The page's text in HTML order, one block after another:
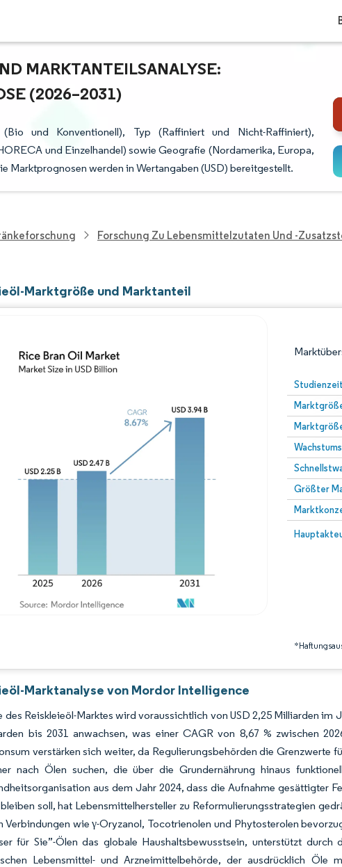
MARKTANTEILSANALYSE: W
(2026–2031)
und Konventionell), Typ (Raffiniert und Nicht-Raffiniert),
und Einzelhandel) sowie Geografie (Nordamerika, Europa,
Marktprognosen werden in Wertangaben (USD) bereitgestellt.
Forschung Zu Lebensmittelzutaten Und -
Marktgröße und Marktanteil
Größter
Bild ©
Bild © Mordor Intelligence. Wiederverwendung erfordert
Marktanalyse von Mordor Intelligence
des Reiskleieöl-Marktes wird voraussichtlich von USD 2,25 Milliarden im
bis 2031 anwachsen, was einer CAGR von 8,67 % zwischen
verstärken sich weiter, da Regulierungsbehörden die Grenzwerte
nach Ölen suchen, die über die Grundernährung hinaus
aus dem Jahr 2024, dass die Aufnahme gesättigter
soll, hat Lebensmittelhersteller zu Reformulierungsstrategien
Verbindungen wie γ-Oryzanol, Tocotrienolen und Phytosterolen
für Sie”-Ölen das globale Haushaltsbewusstsein, unterstützt durch
Lebensmittel- und Arzneimittelbehörde, der ausdrücklich Öle